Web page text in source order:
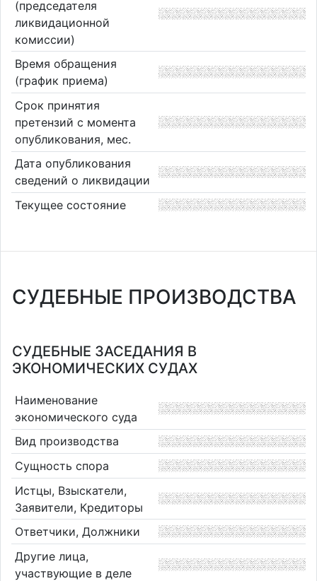
(председателя
ликвидационной
комиссии)
Время обращения
(график приема)
Срок принятия
претензий с момента
опубликования, мес.
Дата опубликования
сведений о ликвидации
Текущее состояние
СУДЕБНЫЕ ПРОИЗВОДСТВА
СУДЕБНЫЕ ЗАСЕДАНИЯ В
ЭКОНОМИЧЕСКИХ СУДАХ
Наименование
экономического суда
Вид производства
Сущность спора
Истцы, Взыскатели,
Заявители, Кредиторы
Ответчики, Должники
Другие лица,
участвующие в деле